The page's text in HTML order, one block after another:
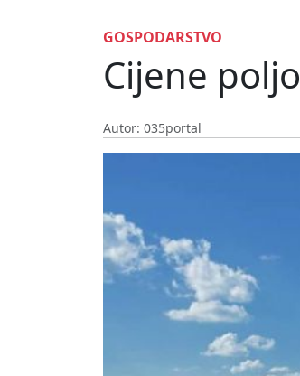
GOSPODARSTVO
Cijene
Autor: 035portal